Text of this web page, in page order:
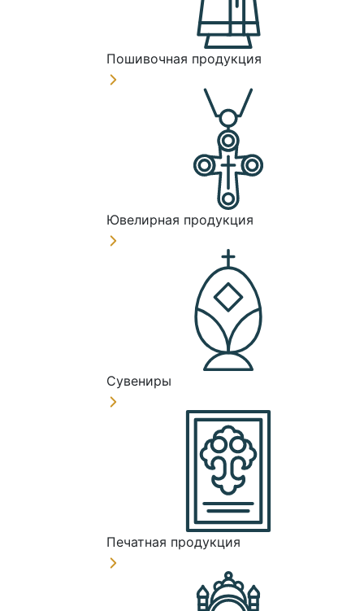
Пошивочная продукция
Ювелирная продукция
Сувениры
Печатная продукция